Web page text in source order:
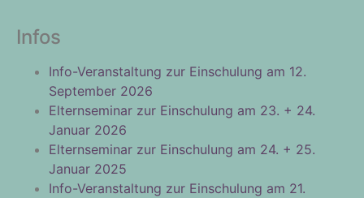
Infos
Info-Veranstaltung zur Einschulung am 12.
September 2026
Elternseminar zur Einschulung am 23. + 24.
Januar 2026
Elternseminar zur Einschulung am 24. + 25.
Januar 2025
Info-Veranstaltung zur Einschulung am 21.